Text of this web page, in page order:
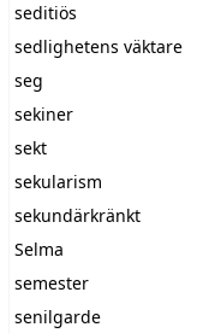
seditiös
sedlighetens väktare
seg
sekiner
sekt
sekularism
sekundärkränkt
Selma
semester
senilgarde